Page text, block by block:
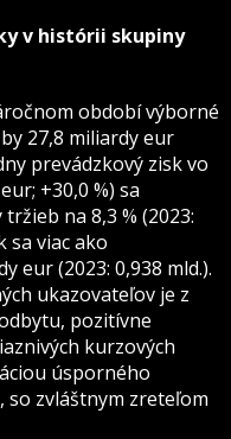
v histórii skupiny
období výborné
27,8 miliardy eur
prevádzkový zisk vo
+30,0 %) sa
na 8,3 % (2023:
sa viac ako
eur (2023: 0,938 mld.).
ukazovateľov je z
pozitívne
kurzových
úsporného
so zvláštnym zreteľom